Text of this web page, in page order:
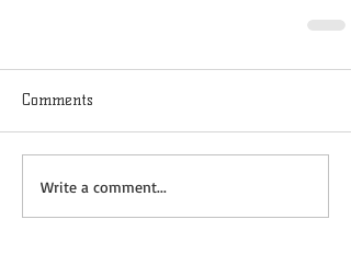
Comments
Write a comment...